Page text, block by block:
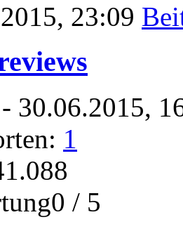
23:09
- 30.06.2015,
1
/ 5